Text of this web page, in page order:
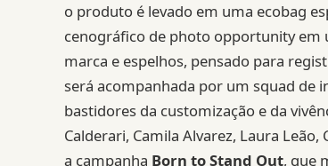
o produto é levado em uma ecobag
cenográfico de photo opportunity em
marca e espelhos, pensado para
será acompanhada por um squad de
bastidores da customização e da
Calderari, Camila Alvarez, Laura
a campanha Born to Stand Out, que